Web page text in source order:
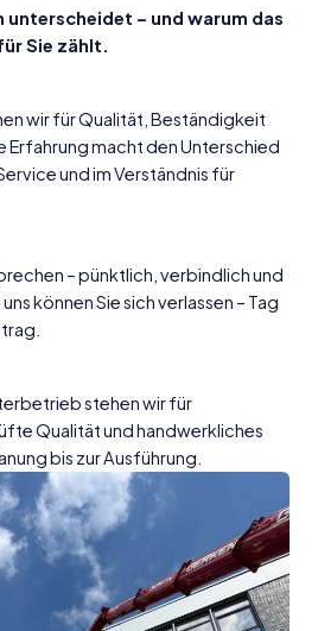
unterscheidet – und warum das
Sie zählt.
wir für Qualität, Beständigkeit
Erfahrung macht den Unterschied
und im Verständnis für
– pünktlich, verbindlich und
können Sie sich verlassen – Tag
stehen wir für
Qualität und handwerkliches
bis zur Ausführung.